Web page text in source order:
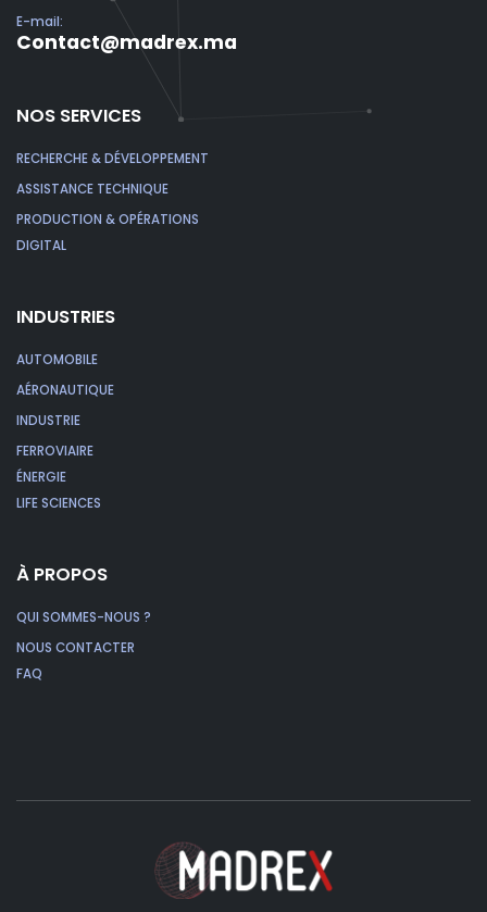
E-mail:
Contact@madrex.ma
NOS SERVICES
RECHERCHE & DÉVELOPPEMENT
ASSISTANCE TECHNIQUE
PRODUCTION & OPÉRATIONS
DIGITAL
INDUSTRIES
AUTOMOBILE
AÉRONAUTIQUE
INDUSTRIE
FERROVIAIRE
ÉNERGIE
LIFE SCIENCES
À PROPOS
QUI SOMMES-NOUS ?
NOUS CONTACTER
FAQ